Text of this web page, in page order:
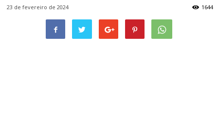
23 de fevereiro de 2024 1644